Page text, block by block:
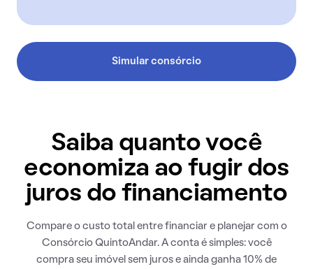
Simular consórcio
Saiba quanto você
economiza ao fugir dos
juros do financiamento
Compare o custo total entre financiar e planejar com o
Consórcio QuintoAndar. A conta é simples: você
compra seu imóvel sem juros e ainda ganha 10% de